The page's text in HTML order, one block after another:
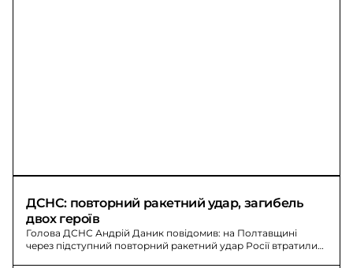
ДСНС: повторний ракетний удар, загибель
двох героїв
Голова ДСНС Андрій Даник повідомив: на Полтавщині
через підступний повторний ракетний удар Росії втратили